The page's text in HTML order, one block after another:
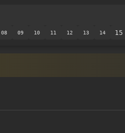
08 09 10 11 12 13 14 15